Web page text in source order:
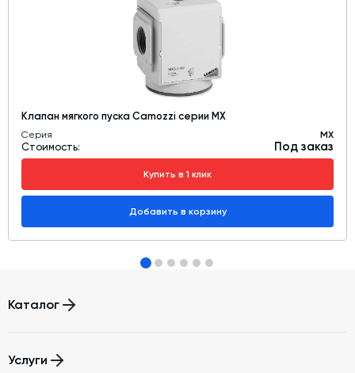
Клапан мягкого пуска Camozzi серии MX
Серия MХ
Стоимость: Под заказ
Купить в 1 клик
Добавить в корзину
Каталог
Бетоносмесители
Услуги